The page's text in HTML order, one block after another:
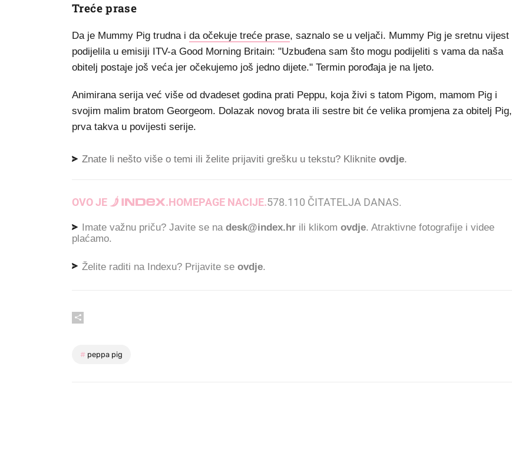
Treće prase
Da je Mummy Pig trudna i da očekuje treće prase, saznalo se u veljači. Mummy Pig je sretnu vijest
podijelila u emisiji ITV-a Good Morning Britain: "Uzbuđena sam što mogu podijeliti s vama da naša
obitelj postaje još veća jer očekujemo još jedno dijete." Termin porođaja je na ljeto.
Animirana serija već više od dvadeset godina prati Peppu, koja živi s tatom Pigom, mamom Pig i
svojim malim bratom Georgeom. Dolazak novog brata ili sestre bit će velika promjena za obitelj Pig,
prva takva u povijesti serije.
Znate li nešto više o temi ili želite prijaviti grešku u tekstu? Kliknite ovdje.
OVO JE .HOMEPAGE NACIJE.578.110 ČITATELJA DANAS.
Imate važnu priču? Javite se na desk@index.hr ili klikom ovdje. Atraktivne fotografije i videe
plaćamo.
Želite raditi na Indexu? Prijavite se ovdje.
# peppa pig